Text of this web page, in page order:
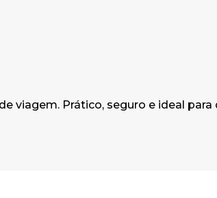
seguro e ideal para
turísticos.
viagem. Prático, seguro e ideal